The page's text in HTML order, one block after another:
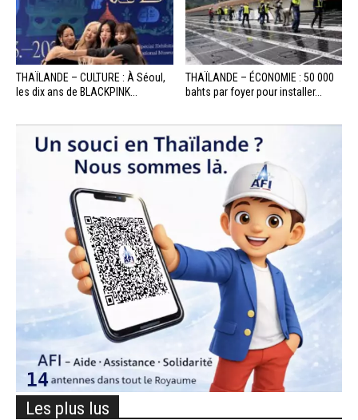
THAÏLANDE – CULTURE : À Séoul,
les dix ans de BLACKPINK...
THAÏLANDE – ÉCONOMIE : 50 000
bahts par foyer pour installer...
Les plus lus